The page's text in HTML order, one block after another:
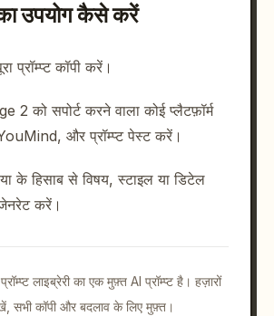
का उपयोग कैसे करें
प्रॉम्प्ट कॉपी करें।
2 को सपोर्ट करने वाला कोई प्लैटफ़ॉर्म
और प्रॉम्प्ट पेस्ट करें।
के हिसाब से विषय, स्टाइल या डिटेल
करें।
लाइब्रेरी का एक मुफ़्त AI प्रॉम्प्ट है। हज़ारों
सभी कॉपी और बदलाव के लिए मुफ़्त।